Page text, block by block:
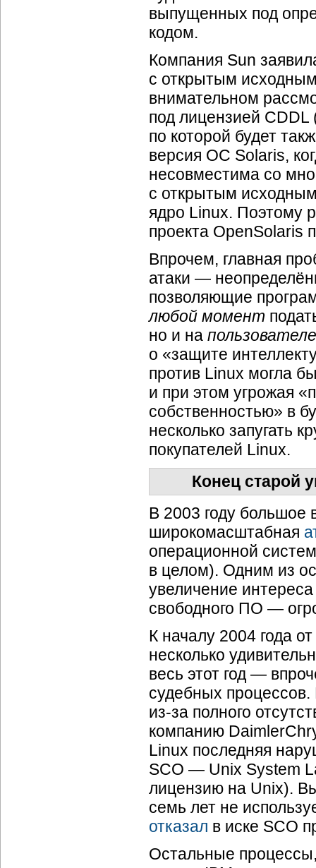
выпущенных под
кодом.
Компания Sun
с открытым
внимательном
под лицензией
по которой будет
версия ОС Solaris,
несовместима со
с открытым
ядро Linux. Поэтому
проекта OpenSolaris
Впрочем, главная
атаки —
позволяющие
любой момент
но и на
о «защите
против Linux могла
и при этом угрожая
собственностью» в
несколько запугать
покупателей Linux.
Конец старой
В 2003 году большое
широкомасштабная
операционной
в целом). Одним из
увеличение
свободного ПО —
К началу 2004 года
несколько
весь этот год —
судебных
из-за полного
компанию
Linux последняя
SCO — Unix System
лицензию на Unix).
семь лет не
отказал в иске SCO
Остальные